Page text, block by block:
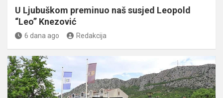
U Ljubuškom preminuo naš susjed Leopold
“Leo” Knezović
6 dana ago Redakcija